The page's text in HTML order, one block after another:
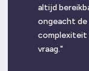
altijd
ongeacht de
complexiteit
vraag."